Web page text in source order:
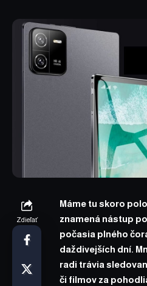
Zdieľať
Máme tu skoro
znamená nástup
počasia plného
daždivejších dní.
radi trávia
či filmov za